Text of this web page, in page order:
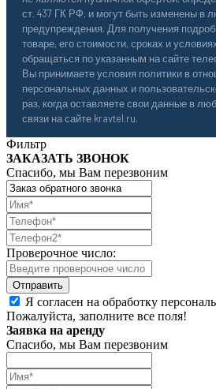
ст. 437 ГК РФ, и могут быть изменены в
предупреждения. Для получения
товаре, его стоимости, сроках и
обращаться по указанным на сайте
Вы принимаете условия политики в
персональных данных и
раз, когда оставляете свои данные в
связи на сайте kravtel.ru.
Фильтр
ЗАКАЗАТЬ ЗВОНОК
Спасибо, мы Вам перезвоним
Проверочное число:
Я согласен на обработку
Пожалуйста, заполните все поля!
Заявка на аренду
Спасибо, мы Вам перезвоним